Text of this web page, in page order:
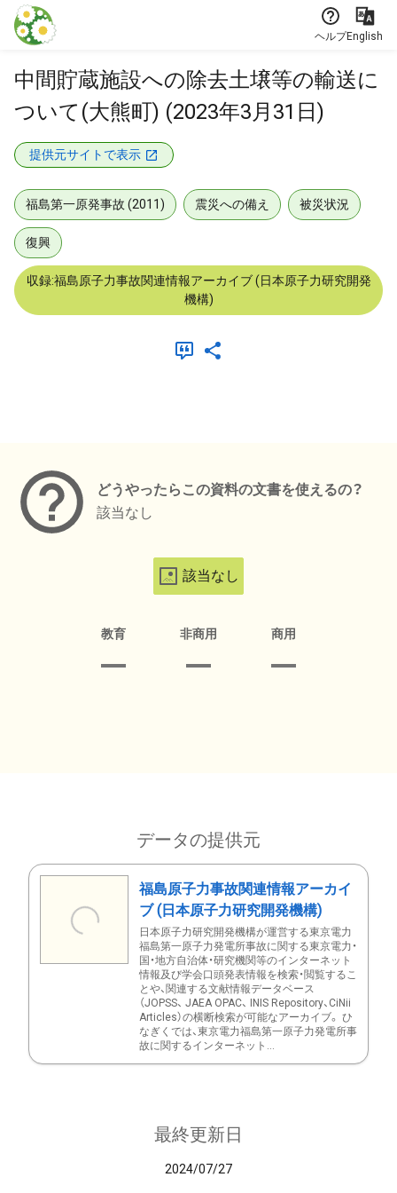
本文に飛ぶ
ヘルプEnglish
中間貯蔵施設への除去土壌等の輸送に
ついて(大熊町) (2023年3月31日)
提供元サイトで表示
福島第一原発事故 (2011) 震災への備え 被災状況
復興
収録:福島原子力事故関連情報アーカイブ (日本原子力研究開発
機構)
どうやったらこの資料の文書を使えるの？
該当なし
該当なし
教育 非商用 商用
データの提供元
福島原子力事故関連情報アーカイ
ブ (日本原子力研究開発機構)
日本原子力研究開発機構が運営する東京電力
福島第一原子力発電所事故に関する東京電力・
国・地方自治体・研究機関等のインターネット
情報及び学会口頭発表情報を検索・閲覧するこ
とや、関連する文献情報データベース
（JOPSS、 JAEA OPAC、 INIS Repository、CiNii
Articles）の横断検索が可能なアーカイブ。 ひ
なぎくでは、東京電力福島第一原子力発電所事
故に関するインターネット...
最終更新日
2024/07/27